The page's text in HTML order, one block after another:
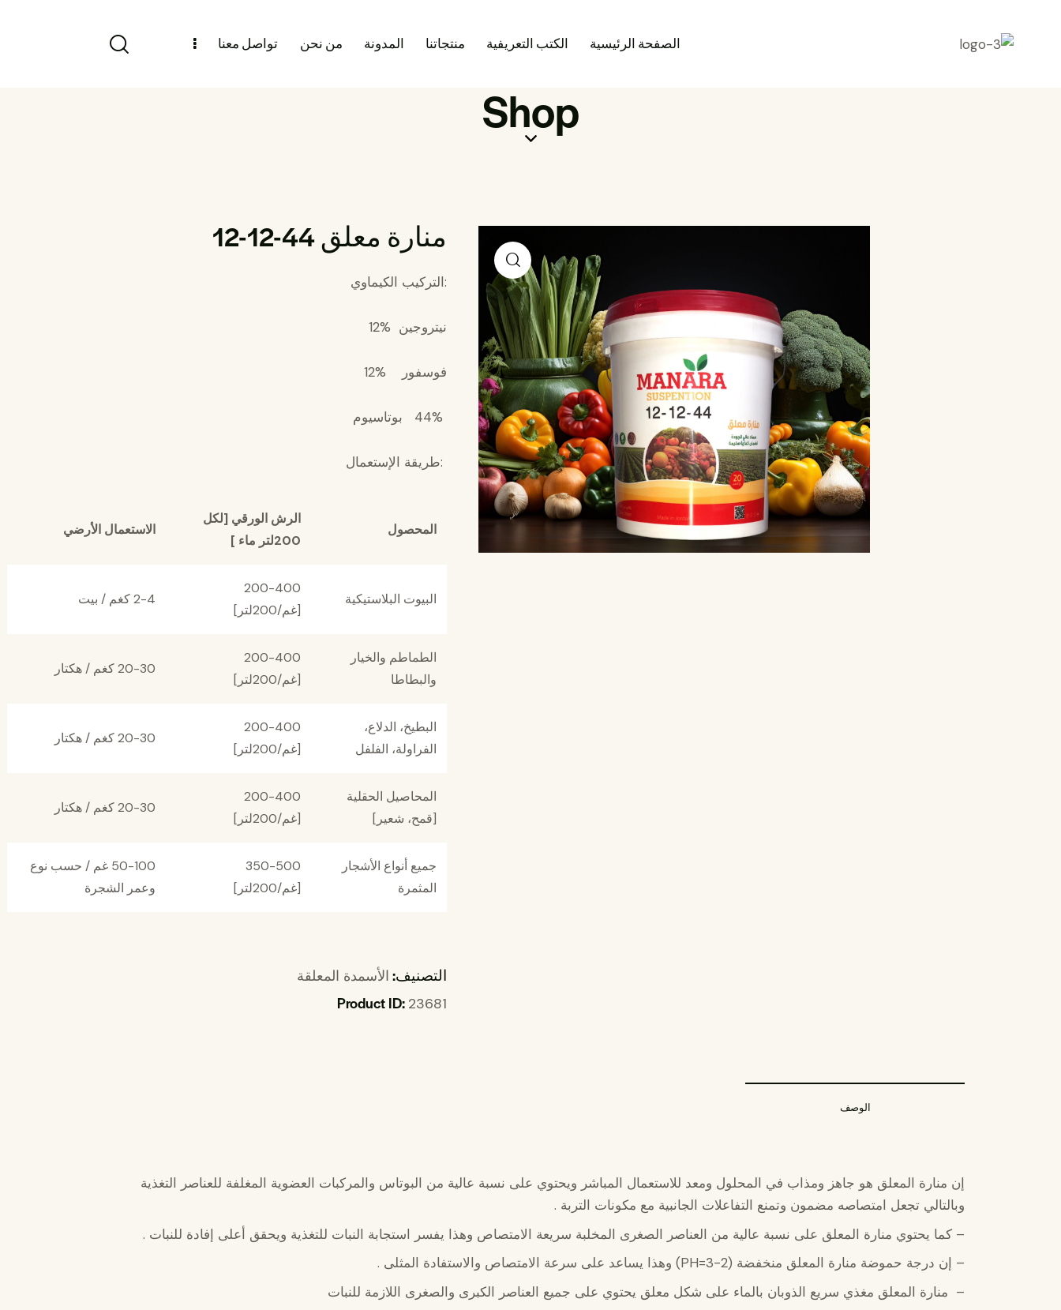
الصفحة الرئيسية الكتب التعريفية منتجاتنا المدونة من نحن تواصل معنا
Shop
منارة معلق 44-12-12
:التركيب الكيماوي
نيتروجين %12
فوسفور %12
:طريقة الإستعمال
المحصول
الرش الورقي [لكل
200لتر ماء ]
الاستعمال الأرضي
البيوت البلاستيكية
200-400
[غم/200لتر]
2-4 كغم / بيت
الطماطم والخيار
والبطاطا
200-400
[غم/200لتر]
20-30 كغم / هكتار
البطيخ، الدلاع،
الفراولة، الفلفل
200-400
[غم/200لتر]
20-30 كغم / هكتار
المحاصيل الحقلية
[قمح، شعير]
200-400
[غم/200لتر]
20-30 كغم / هكتار
جميع أنواع الأشجار
المثمرة
350-500
[غم/200لتر]
50-100 غم / حسب نوع
وعمر الشجرة
التصنيف: الأسمدة المعلقة
Product ID: 23681
الوصف
إن منارة المعلق هو جاهز ومذاب في المحلول ومعد للاستعمال المباشر ويحتوي على نسبة عالية من البوتاس والمركبات العضوية المغلفة للعناصر التغذية
وبالتالي تجعل امتصاصه مضمون وتمنع التفاعلات الجانبية مع مكونات التربة .
– كما يحتوي منارة المعلق على نسبة عالية من العناصر الصغرى المخلبة سريعة الامتصاص وهذا يفسر استجابة النبات للتغذية ويحقق أعلى إفادة للنبات .
– إن درجة حموضة منارة المعلق منخفضة (2-3=PH) وهذا يساعد على سرعة الامتصاص والاستفادة المثلى .
– منارة المعلق مغذي سريع الذوبان بالماء على شكل معلق يحتوي على جميع العناصر الكبرى والصغرى اللازمة للنبات